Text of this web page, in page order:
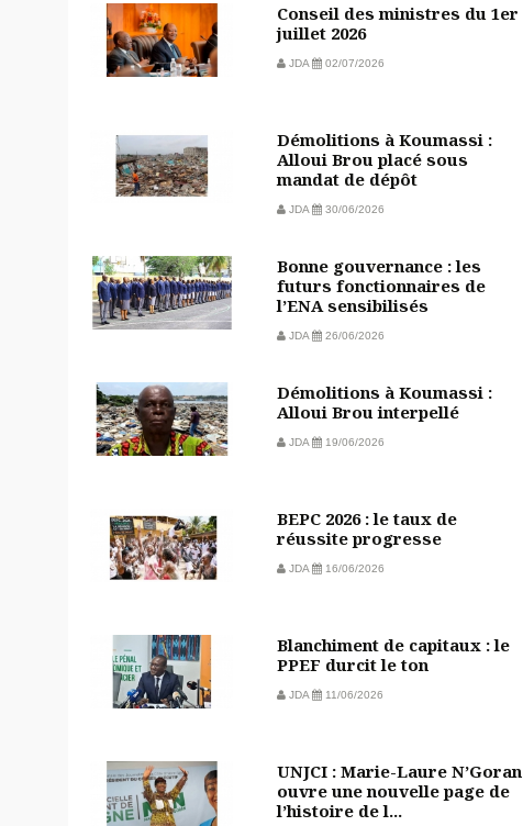
Conseil des ministres du 1er
juillet 2026
JDA 02/07/2026
Démolitions à Koumassi :
Alloui Brou placé sous
mandat de dépôt
JDA 30/06/2026
Bonne gouvernance : les
futurs fonctionnaires de
l’ENA sensibilisés
JDA 26/06/2026
Démolitions à Koumassi :
Alloui Brou interpellé
JDA 19/06/2026
BEPC 2026 : le taux de
réussite progresse
JDA 16/06/2026
Blanchiment de capitaux : le
PPEF durcit le ton
JDA 11/06/2026
UNJCI : Marie-Laure N’Goran
ouvre une nouvelle page de
l’histoire de l...